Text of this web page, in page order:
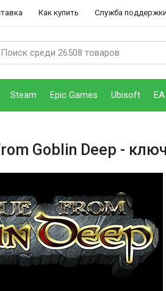
Как купить Служба поддержки
Steam Epic Games Ubisoft EA
Goblin Deep -